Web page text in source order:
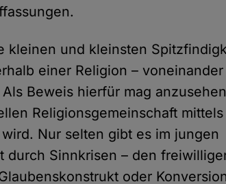
kleinen und kleinsten
einer Religion –
Beweis hierfür mag
Religionsgemeinschaft
Nur selten gibt es im jungen
durch Sinnkrisen – den
oder